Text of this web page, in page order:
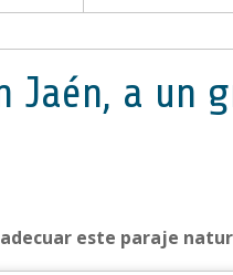
Jaén, a un
adecuar este paraje